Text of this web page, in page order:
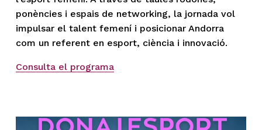
ponències i espais de networking, la jornada vol
impulsar el talent femení i posicionar Andorra
com un referent en esport, ciència i innovació.
Consulta el programa